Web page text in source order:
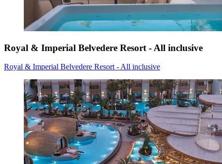
Royal & Imperial Belvedere Resort - All inclusive
Royal & Imperial Belvedere Resort - All inclusive